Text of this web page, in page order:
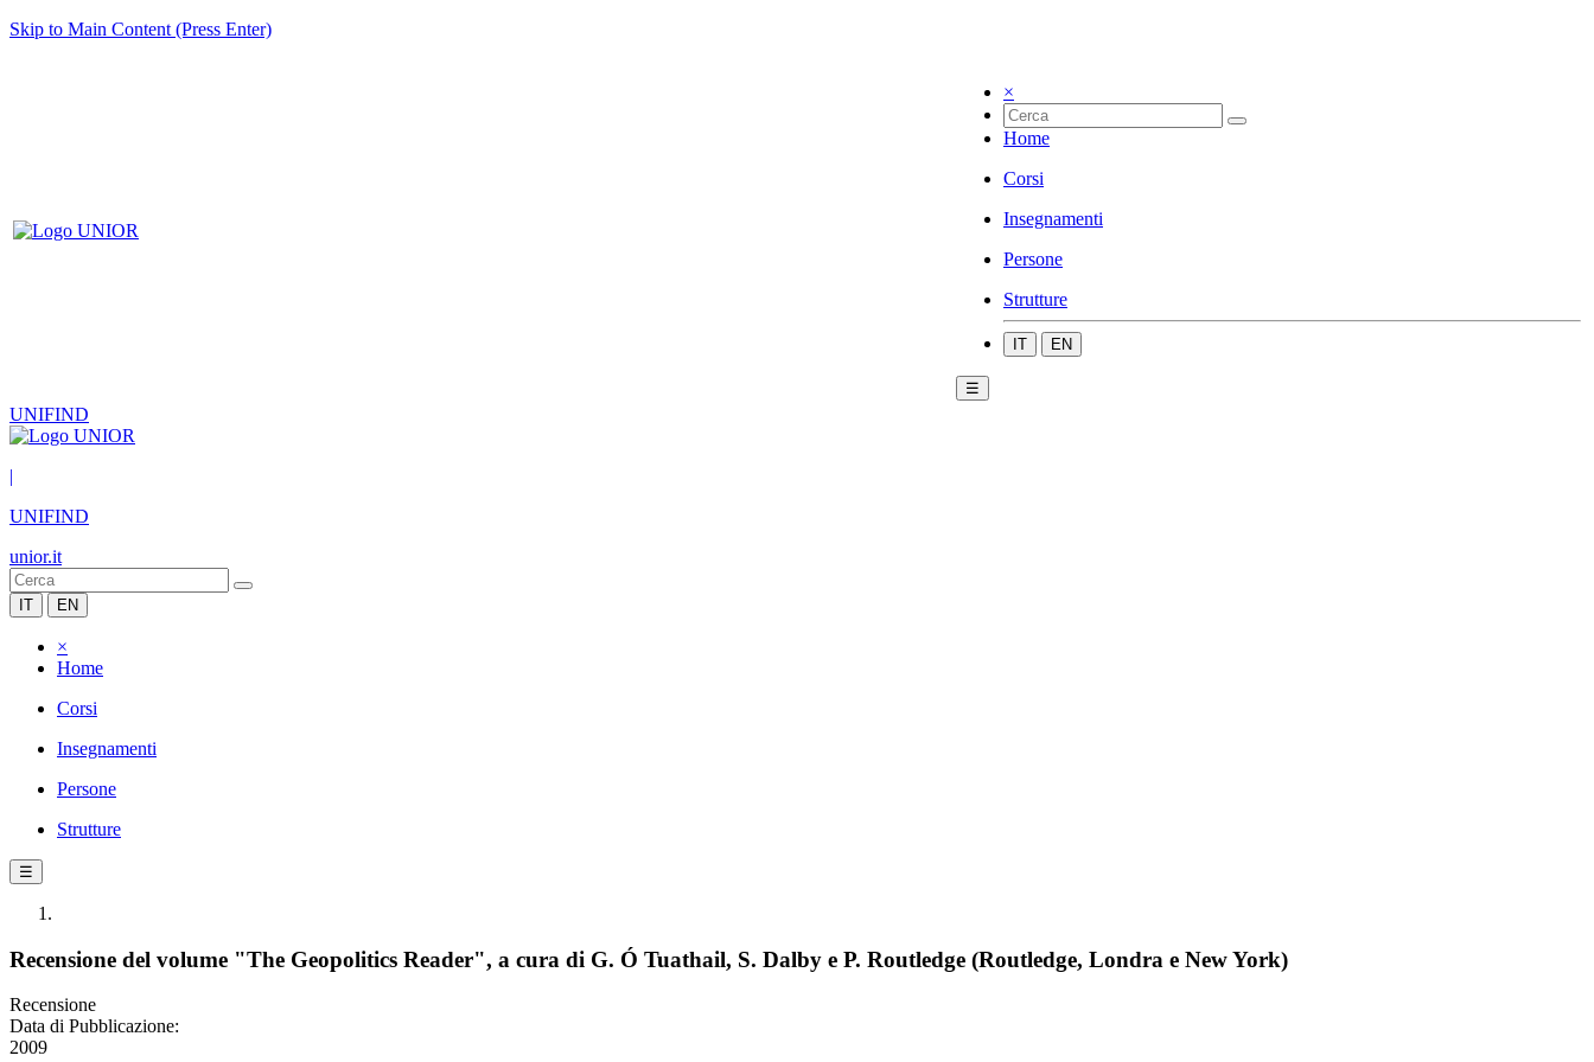
Skip to Main Content (Press Enter)
×
Home
Corsi
Insegnamenti
Persone
Strutture
IT EN
☰
UNIFIND
|
UNIFIND
unior.it
IT EN
×
Home
Corsi
Insegnamenti
Persone
Strutture
☰
Recensione del volume "The Geopolitics Reader", a cura di G. Ó Tuathail, S. Dalby e P. Routledge (Routledge, Londra e New York)
Recensione
Data di Pubblicazione:
2009